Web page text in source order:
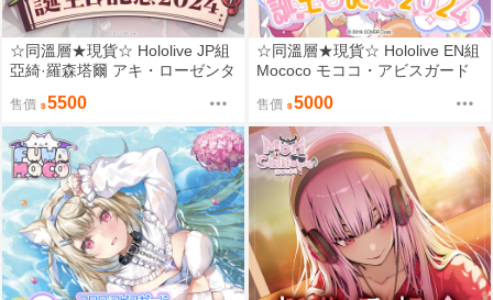
☆同溫層★現貨☆ Hololive JP組
亞綺·羅森塔爾 アキ・ローゼンタ
售價 5500
☆同溫層★現貨☆ Hololive EN組
Mococo モココ・アビスガード
售價 5000